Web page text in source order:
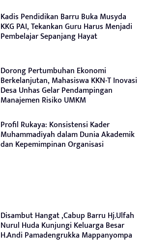
Kadis Pendidikan Barru Buka Musyda
KKG PAI, Tekankan Guru Harus Menjadi
Pembelajar Sepanjang Hayat
Dorong Pertumbuhan Ekonomi
Berkelanjutan, Mahasiswa KKN-T Inovasi
Desa Unhas Gelar Pendampingan
Manajemen Risiko UMKM
Profil Rukaya: Konsistensi Kader
Muhammadiyah dalam Dunia Akademik
dan Kepemimpinan Organisasi
Disambut Hangat ,Cabup Barru Hj.Ulfah
Nurul Huda Kunjungi Keluarga Besar
H.Andi Pamadengrukka Mappanyompa